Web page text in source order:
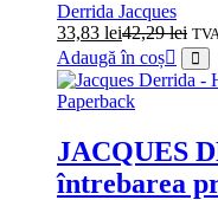
Derrida Jacques
33,83 lei42,29lei
Adaugă în coș
Paperback
JACQUES
întrebarea